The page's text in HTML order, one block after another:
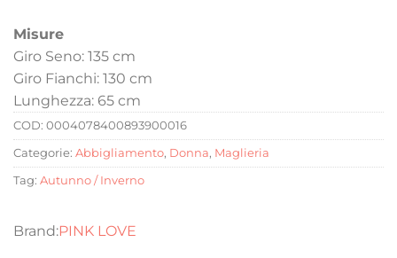
Misure
Giro Seno: 135 cm
Giro Fianchi: 130 cm
Lunghezza: 65 cm
COD: 0004078400893900016
Categorie: Abbigliamento, Donna, Maglieria
Tag: Autunno / Inverno
PINK LOVE